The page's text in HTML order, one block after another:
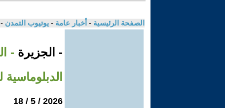
الصفحة الرئيسية - أخبار عامة - يوتيوب التمدن
- الجزيرة -
2026 / 5 / 18